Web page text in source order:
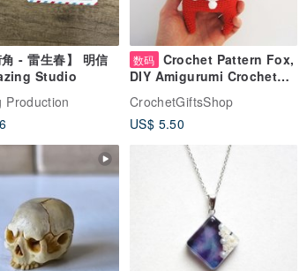
角 - 雷生春】 明信
Studio
Production
数码 Crochet Pattern Fox,
DIY Amigurumi Crochet
Pattern, PDF file digital
download
CrochetGiftsShop
US$ 5.50